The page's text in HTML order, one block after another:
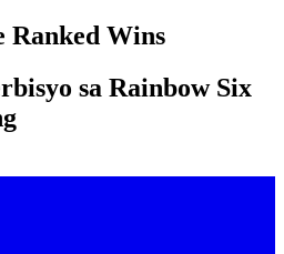
Ranked Wins
sa Rainbow Six